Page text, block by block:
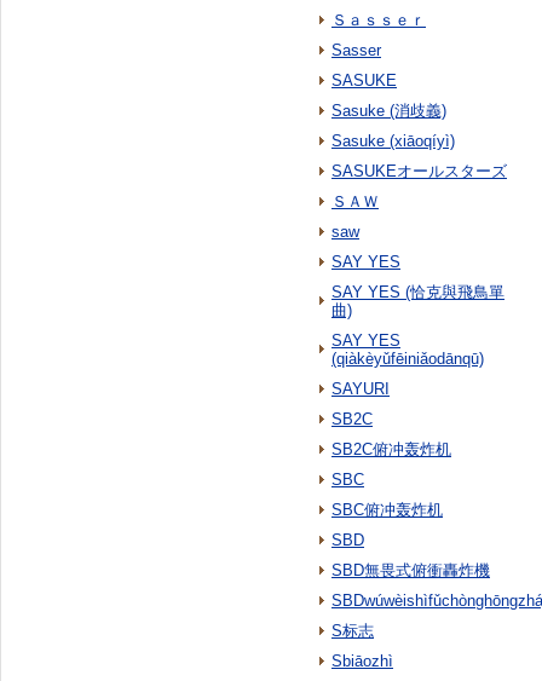
Ｓａｓｓｅｒ
Sasser
SASUKE
Sasuke (消歧義)
Sasuke (xiāoqíyì)
SASUKEオールスターズ
ＳＡＷ
saw
SAY YES
SAY YES (恰克與飛鳥單
曲)
SAY YES
(qiàkèyǔfēiniǎodānqū)
SAYURI
SB2C
SB2C俯冲轰炸机
SBC
SBC俯冲轰炸机
SBD
SBD無畏式俯衝轟炸機
S标志
Sbiāozhì